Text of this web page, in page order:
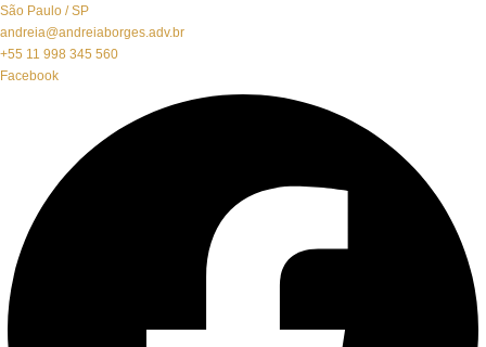
São Paulo / SP
andreia@andreiaborges.adv.br
+55 11 998 345 560
Facebook